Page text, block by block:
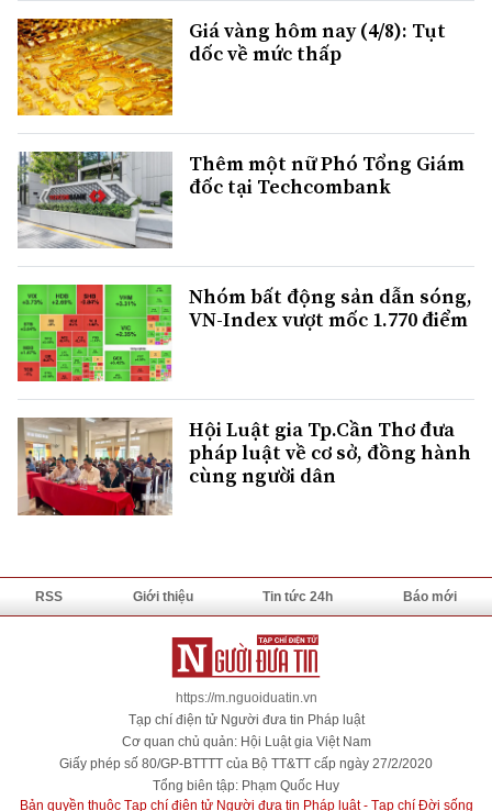
Giá vàng hôm nay (4/8): Tụt
dốc về mức thấp
Thêm một nữ Phó Tổng Giám
đốc tại Techcombank
Nhóm bất động sản dẫn sóng,
VN-Index vượt mốc 1.770 điểm
Hội Luật gia Tp.Cần Thơ đưa
pháp luật về cơ sở, đồng hành
cùng người dân
RSS Giới thiệu Tin tức 24h Báo mới
https://m.nguoiduatin.vn
Tạp chí điện tử Người đưa tin Pháp luật
Cơ quan chủ quản: Hội Luật gia Việt Nam
Giấy phép số 80/GP-BTTTT của Bộ TT&TT cấp ngày 27/2/2020
Tổng biên tập: Phạm Quốc Huy
Bản quyền thuộc Tạp chí điện tử Người đưa tin Pháp luật - Tạp chí Đời sống